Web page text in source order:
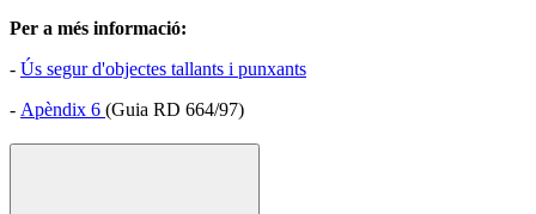
Per a més informació:
- Ús segur d'objectes tallants i punxants
- Apèndix 6 (Guia RD 664/97)